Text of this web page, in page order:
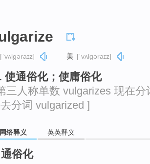
[ˈvʌlɡəraɪz] 美 [ˈvʌlɡəraɪz]
使通俗化；使庸俗化
三人称单数 vulgarizes 现在
分词 vulgarized ]
网络释义 英英释义
通俗化